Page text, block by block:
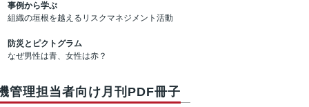
事例から学ぶ
組織の垣根を越えるリスクマネジメント活動
防災とピクトグラム
なぜ男性は青、女性は赤？
管理担当者向け月刊PDF冊子